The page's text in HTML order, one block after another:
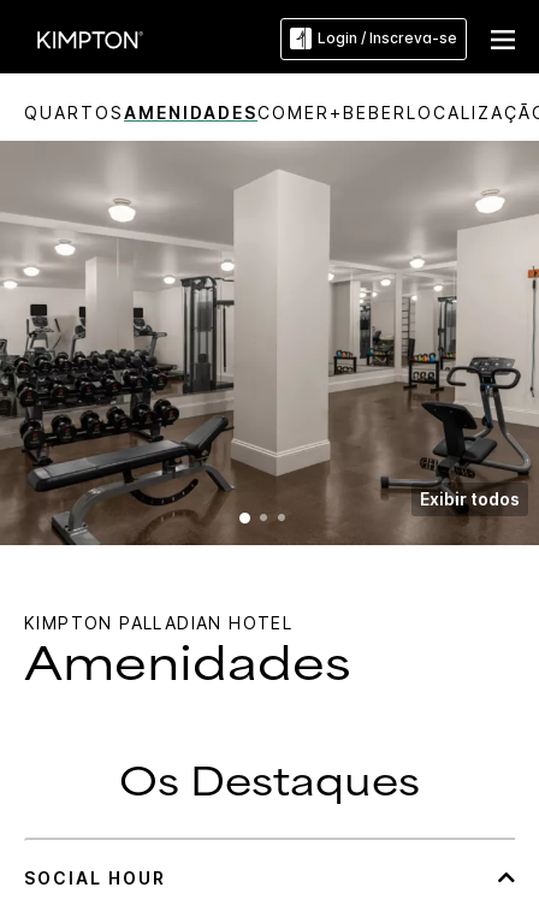
Login / Inscreva-se
QUARTOSAMENIDADESCOMER+BEBER
Exibir todos
KIMPTON PALLADIAN HOTEL
Amenidades
Os Destaques